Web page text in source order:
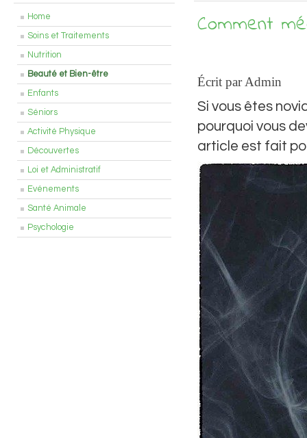
Home
Soins et Traitements
Nutrition
Beauté et Bien-être
Enfants
Séniors
Activité Physique
Découvertes
Loi et Administratif
Evénements
Santé Animale
Psychologie
Comment
Écrit par Admin
Si vous êtes
pourquoi vous
article est fait